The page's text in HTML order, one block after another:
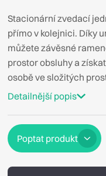
Stacionární zvedací
přímo v kolejnici. Díky
můžete závěsné
prostor obsluhy a
osobě ve složitých
Detailnější popis
Poptat produkt